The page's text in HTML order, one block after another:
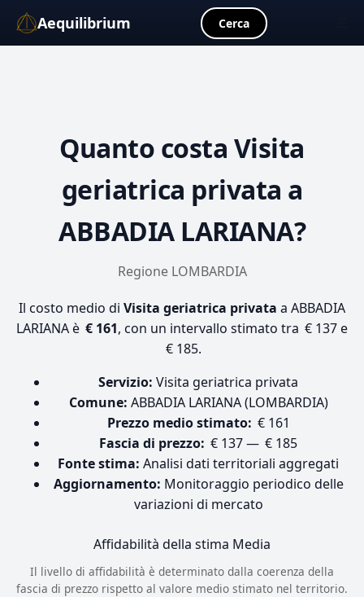
Aequilibrium Cerca
Quanto costa Visita
geriatrica privata a
ABBADIA LARIANA?
Regione LOMBARDIA
Il costo medio di Visita geriatrica privata a ABBADIA
LARIANA è € 161, con un intervallo stimato tra € 137 e
€ 185.
Servizio: Visita geriatrica privata
Comune: ABBADIA LARIANA (LOMBARDIA)
Prezzo medio stimato: € 161
Fascia di prezzo: € 137 — € 185
Fonte stima: Analisi dati territoriali aggregati
Aggiornamento: Monitoraggio periodico delle
variazioni di mercato
Affidabilità della stima Media
Il livello di affidabilità è determinato dalla coerenza della
fascia di prezzo rispetto al valore medio stimato nel territorio.